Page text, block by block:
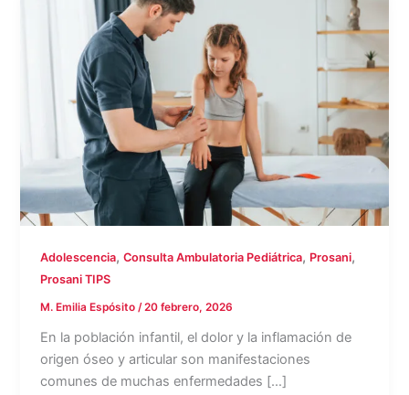
Adolescencia,Consulta Ambulatoria Pediátrica, Prosani,
Prosani TIPS
M. Emilia Espósito/20 febrero, 2026
En la población infantil, el dolor y la inflamación de
origen óseo y articular son manifestaciones
comunes de muchas enfermedades […]